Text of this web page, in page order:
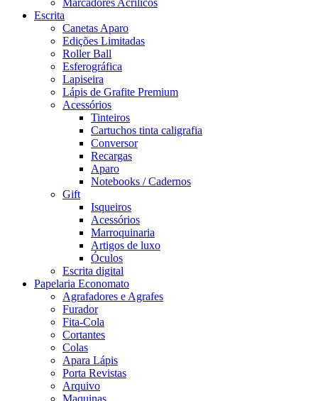
Marcadores Acrílicos
Escrita
Canetas Aparo
Edições Limitadas
Roller Ball
Esferográfica
Lapiseira
Lápis de Grafite Premium
Acessórios
Tinteiros
Cartuchos tinta caligrafia
Conversor
Recargas
Aparo
Notebooks / Cadernos
Gift
Isqueiros
Acessórios
Marroquinaria
Artigos de luxo
Óculos
Escrita digital
Papelaria Economato
Agrafadores e Agrafes
Furador
Fita-Cola
Cortantes
Colas
Apara Lápis
Porta Revistas
Arquivo
Maquinas